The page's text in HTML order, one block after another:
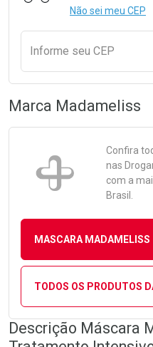
Não sei meu CEP
Informe seu CEP
Marca Madameliss
Confira
nas
com a
Brasil.
MASCARA MADAMELISS
TODOS OS PRODUTOS
Descrição Máscara